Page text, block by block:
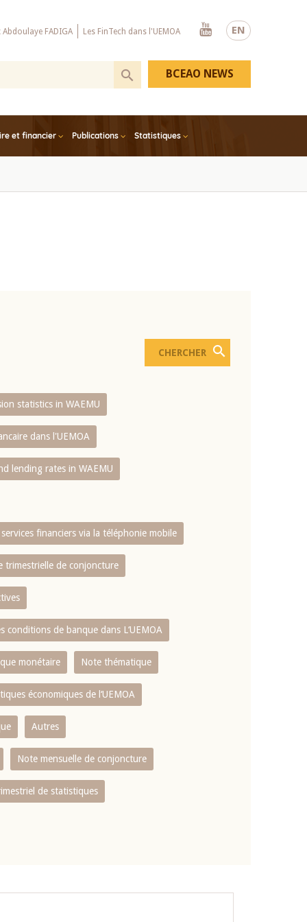
EN
Abdoulaye FADIGA Les FinTech dans l'UEMOA
Youtube
et financier Publications Statistiques
BCEAO NEWS
statistics in WAEMU
dans l'UEMOA
lending rates in WAEMU
financiers via la téléphonie mobile
trimestrielle de conjoncture
conditions de banque dans L‘UEMOA
monétaire Note thématique
économiques de l‘UEMOA
Autres
Note mensuelle de conjoncture
de statistiques